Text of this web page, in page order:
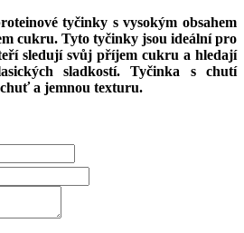
tyčinky s vysokým obsahem
cukru. Tyto tyčinky jsou ideální pro
sledují svůj příjem cukru a hledají
sladkostí. Tyčinka s chutí
a jemnou texturu.